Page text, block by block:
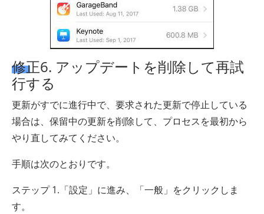
修正6. アップデートを削除して再試
行する
更新がすでに進行中で、要求された更新で停止している
場合は、保留中の更新を削除して、プロセスを最初から
やり直してみてください。
手順は次のとおりです。
ステップ 1.「設定」に進み、「一般」をクリックしま
す。